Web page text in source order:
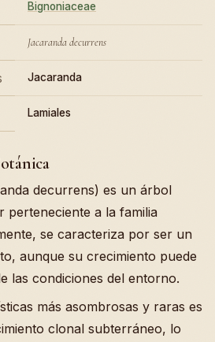
Bignoniaceae
Jacaranda decurrens
Jacaranda
Lamiales
decurrens) es un árbol
perteneciente a la familia
se caracteriza por ser un
aunque su crecimiento puede
las condiciones del entorno.
más asombrosas y raras es
clonal subterráneo, lo